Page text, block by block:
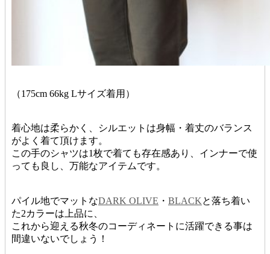
（175cm 66kg Lサイズ着用）
着心地は柔らかく、シルエットは身幅・着丈のバランス
がよく着て頂けます。
この手のシャツは1枚で着ても存在感あり、インナーで使
っても良し、万能なアイテムです。
パイル地でマットなDARK OLIVE ・ BLACKと落ち着い
た2カラーは上品に、
これから迎える秋冬のコーディネートに活躍できる事は
間違いないでしょう！